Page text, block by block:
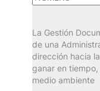
La Gestión
de una
dirección hacia
ganar en
medio ambiente